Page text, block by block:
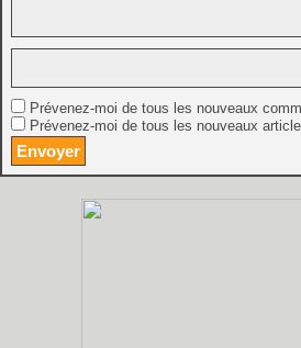
Prévenez-moi de tous les nouveaux
Prévenez-moi de tous les nouveaux